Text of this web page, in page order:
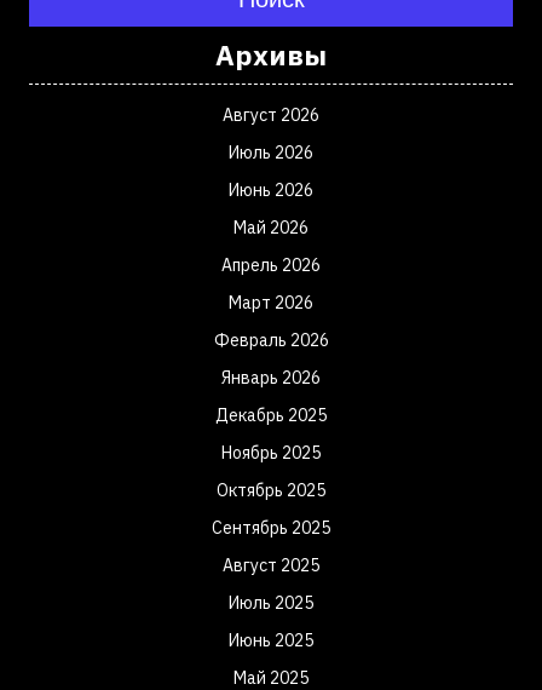
Архивы
Август 2026
Июль 2026
Июнь 2026
Май 2026
Апрель 2026
Март 2026
Февраль 2026
Январь 2026
Декабрь 2025
Ноябрь 2025
Октябрь 2025
Сентябрь 2025
Август 2025
Июль 2025
Июнь 2025
Май 2025